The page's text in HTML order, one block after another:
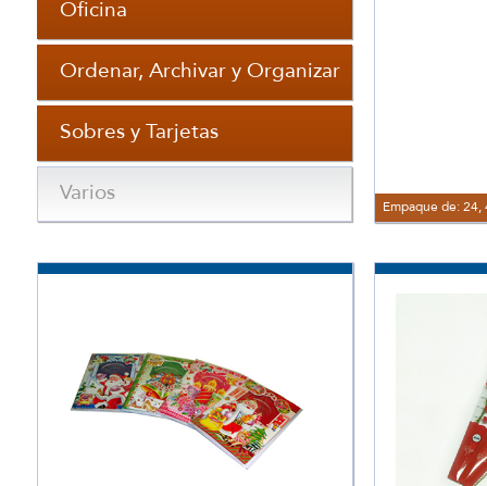
Oficina
Ordenar, Archivar y Organizar
Sobres y Tarjetas
Varios
Empaque de: 24,